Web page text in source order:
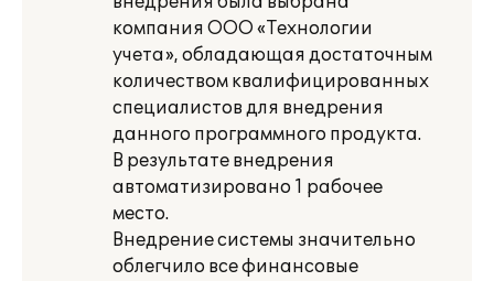
компания ООО «Технологии
учета», обладающая достаточным
количеством квалифицированных
специалистов для внедрения
данного программного продукта.
В результате внедрения
автоматизировано 1 рабочее
место.
Внедрение системы значительно
облегчило все финансовые